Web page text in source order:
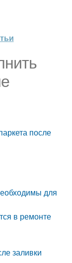
после
для
в ремонте
заливки